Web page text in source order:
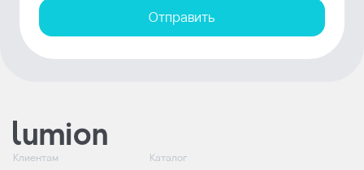
Отправить
Клиентам Каталог